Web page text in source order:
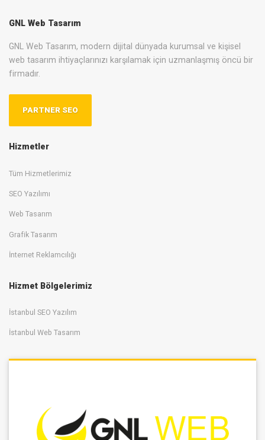
GNL Web Tasarım
GNL Web Tasarım, modern dijital dünyada kurumsal ve kişisel
web tasarım ihtiyaçlarınızı karşılamak için uzmanlaşmış öncü bir
firmadır.
PARTNER SEO
Hizmetler
Tüm Hizmetlerimiz
SEO Yazılımı
Web Tasarım
Grafik Tasarım
İnternet Reklamcılığı
Hizmet Bölgelerimiz
İstanbul SEO Yazılım
İstanbul Web Tasarım